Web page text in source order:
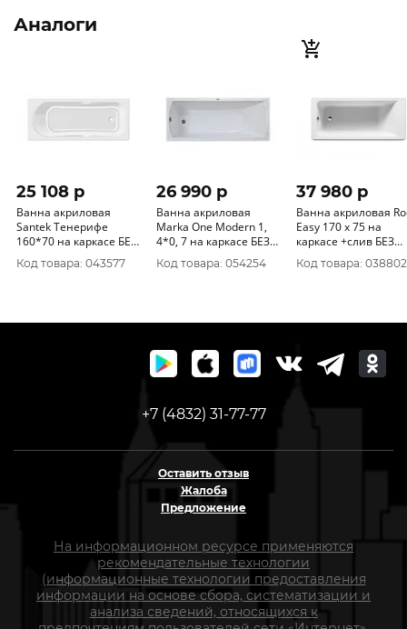
Аналоги
25 108 p
Ванна акриловая
Santek Тенерифе
160*70 на каркасе БЕЗ
ПАНЕЛИ
Код товара: 043577
26 990 p
Ванна акриловая
Marka One Modern 1,
4*0, 7 на каркасе БЕЗ
ПАНЕЛИ
Код товара: 054254
37 980 p
Ванна акриловая
Easy 170 х 75 на
каркасе +слив БЕЗ
ПАНЕЛИ
Код товара: 038802
+7 (4832) 31-77-77
Оставить отзыв
Жалоба
Предложение
На информационном ресурсе применяются
рекомендательные технологии
(информационные технологии предоставления
информации на основе сбора, систематизации и
анализа сведений, относящихся к